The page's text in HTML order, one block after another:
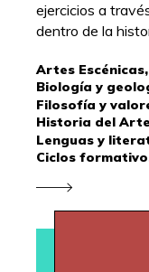
ejercicios a
dentro de la
Artes Escénicas,
Biología y
Filosofía y
Historia del
Lenguas y
Ciclos